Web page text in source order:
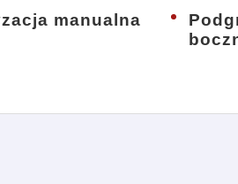
manualna